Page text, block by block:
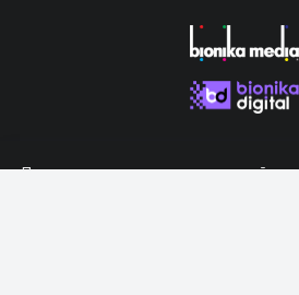
Продолжая использовать наш сайт,